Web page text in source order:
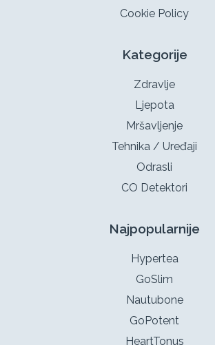
Cookie Policy
Kategorije
Zdravlje
Ljepota
Mršavljenje
Tehnika / Uređaji
Odrasli
CO Detektori
Najpopularnije
Hypertea
GoSlim
Nautubone
GoPotent
HeartTonus